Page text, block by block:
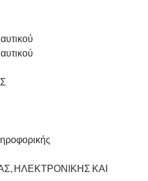
ΗΛΕΚΤΡΟΝΙΚΗΣ ΚΑΙ